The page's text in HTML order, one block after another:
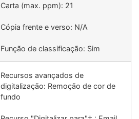
Carta (max. ppm): 21
Cópia frente e verso: N/A
Função de classificação: Sim
Recursos avançados de
digitalização: Remoção de cor de
fundo